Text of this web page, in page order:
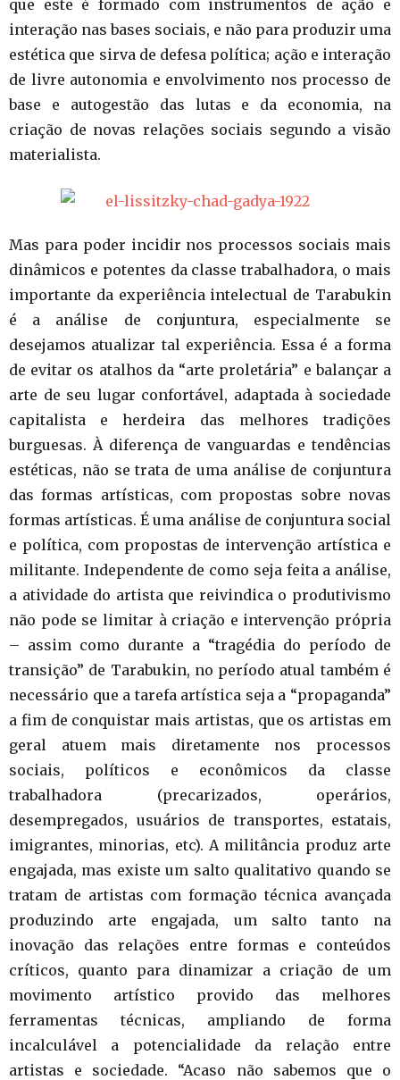
que este é formado com instrumentos de ação e
interação nas bases sociais, e não para produzir uma
estética que sirva de defesa política; ação e interação
de livre autonomia e envolvimento nos processo de
base e autogestão das lutas e da economia, na
criação de novas relações sociais segundo a visão
materialista.
Mas para poder incidir nos processos sociais mais
dinâmicos e potentes da classe trabalhadora, o mais
importante da experiência intelectual de Tarabukin
é a análise de conjuntura, especialmente se
desejamos atualizar tal experiência. Essa é a forma
de evitar os atalhos da “arte proletária” e balançar a
arte de seu lugar confortável, adaptada à sociedade
capitalista e herdeira das melhores tradições
burguesas. À diferença de vanguardas e tendências
estéticas, não se trata de uma análise de conjuntura
das formas artísticas, com propostas sobre novas
formas artísticas. É uma análise de conjuntura social
e política, com propostas de intervenção artística e
militante. Independente de como seja feita a análise,
a atividade do artista que reivindica o produtivismo
não pode se limitar à criação e intervenção própria
– assim como durante a “tragédia do período de
transição” de Tarabukin, no período atual também é
necessário que a tarefa artística seja a “propaganda”
a fim de conquistar mais artistas, que os artistas em
geral atuem mais diretamente nos processos
sociais, políticos e econômicos da classe
trabalhadora (precarizados, operários,
desempregados, usuários de transportes, estatais,
imigrantes, minorias, etc). A militância produz arte
engajada, mas existe um salto qualitativo quando se
tratam de artistas com formação técnica avançada
produzindo arte engajada, um salto tanto na
inovação das relações entre formas e conteúdos
críticos, quanto para dinamizar a criação de um
movimento artístico provido das melhores
ferramentas técnicas, ampliando de forma
incalculável a potencialidade da relação entre
artistas e sociedade. “Acaso não sabemos que o